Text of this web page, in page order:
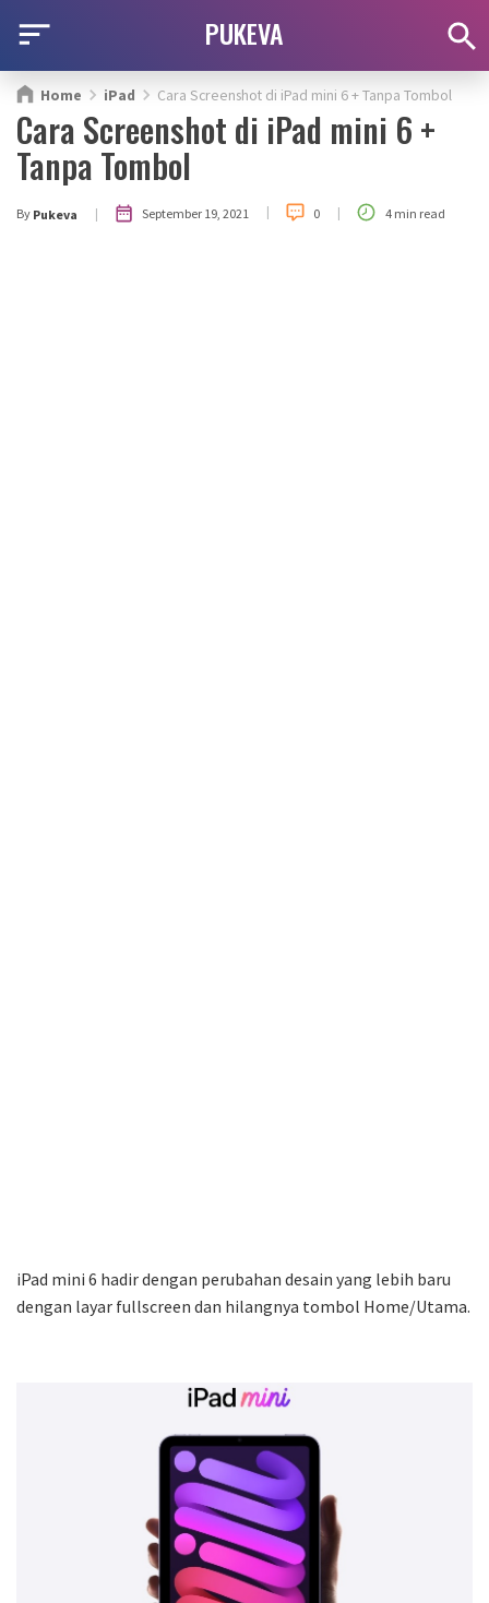
PUKEVA
Home iPad Cara Screenshot di iPad mini 6 + Tanpa Tombol
Cara Screenshot di iPad mini 6 +
Tanpa Tombol
By Pukeva | September 19, 2021 | 0 | 4 min read
iPad mini 6 hadir dengan perubahan desain yang lebih baru
dengan layar fullscreen dan hilangnya tombol Home/Utama.